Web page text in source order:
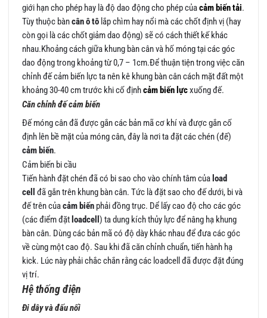
giới hạn cho phép hay là độ dao động cho phép củacảm biến tải.
Tùy thuộc bàncân ô tô lắp chìm hay nổi mà các chốt định vị (hay
còn gọi là các chốt giảm dao động) sẽ có cách thiết kế khác
nhau.Khoảng cách giữa khung bàn cân và hố móng tại các góc
dao động trong khoảng từ 0,7 – 1cm.Để thuận tiện trong việc căn
chỉnh đế cảm biến lực ta nên kê khung bàn cân cách mặt đất một
khoảng 30-40 cm trước khi cố địnhcảm biến lựcxuống đế.
Căn chỉnh đế cảm biến
Đế móng cân đã được gắn các bản mã cơ khí và được gắn cố
định lên bề mặt của móng cân, đây là nơi ta đặt các chén (đế)
cảm biến.
Cảm biến bi cầu
Tiến hành đặt chén đã có bi sao cho vào chính tâm của load
cell
đã gắn trên khung bàn cân. Tức là đặt sao cho đế dưới, bi và
đế trên củacảm biến phải đồng trục. Dể lấy cao độ cho các góc
(các điểm đặt loadcell) ta dung kích thủy lực để nâng hạ khung
bàn cân. Dùng các bản mã có độ dày khác nhau để đưa các góc
về cùng một cao độ. Sau khi đã căn chỉnh chuẩn, tiến hành hạ
kick. Lúc này phải chắc chắn rằng các loadcell đã được đặt đúng
vị trí.
Hệ thống điện
Đi dây và đấu nối